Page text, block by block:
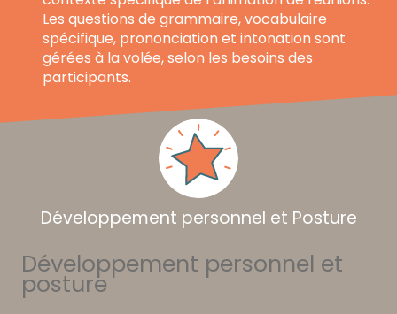
Les questions de grammaire, vocabulaire
spécifique, prononciation et intonation sont
gérées à la volée, selon les besoins des
participants.
Développement personnel et Posture
Développement personnel et
posture